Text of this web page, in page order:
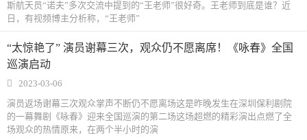
斯航天员“诺夫”多次交流中提到的“王老师”很好奇。王老师到底是谁？近
日，有视频博主分析称，“王老师”
“太惊艳了” 演员谢幕三次，观众仍不愿离席！《咏春》全国
巡演启动
2023-03-06
演员返场谢幕三次观众掌声不断仍不愿离场这是昨晚发生在深圳保利剧院
的一幕舞剧《咏春》迎来全国巡演的第二场这场超燃的精彩演出点燃了全
场观众的热情原来，在两个半小时的演